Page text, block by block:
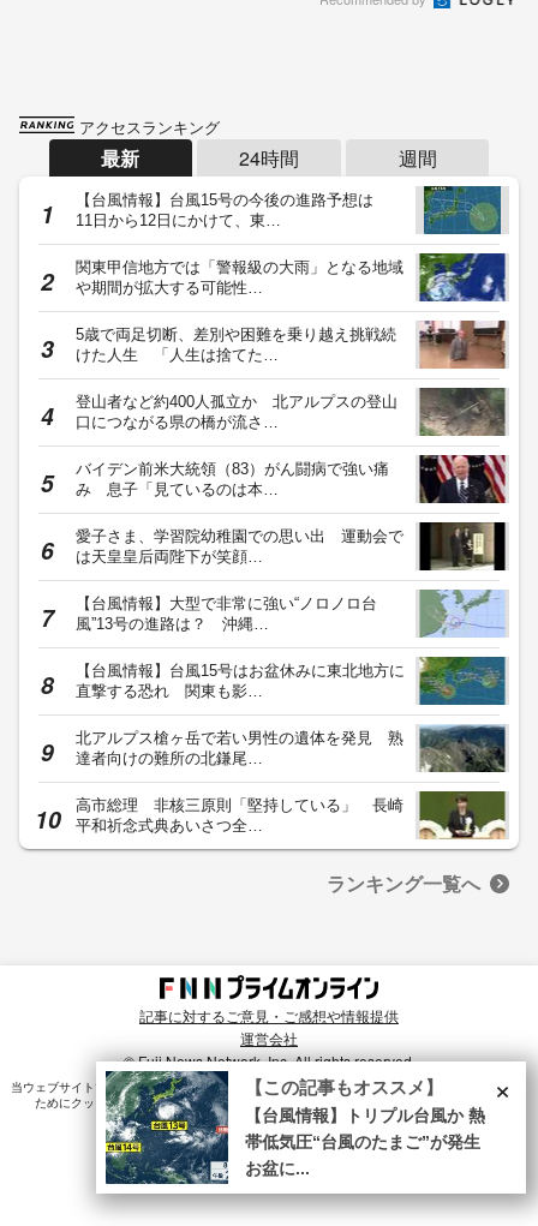
アクセスランキング
最新 24時間 週間
【台風情報】台風15号の今後の進路予想は
11日から12日にかけて、東…
関東甲信地方では「警報級の大雨」となる地域
や期間が拡大する可能性…
5歳で両足切断、差別や困難を乗り越え挑戦続
けた人生 「人生は捨てた…
登山者など約400人孤立か 北アルプスの登山
口につながる県の橋が流さ…
バイデン前米大統領（83）がん闘病で強い痛
み 息子「見ているのは本…
愛子さま、学習院幼稚園での思い出 運動会で
は天皇皇后両陛下が笑顔…
【台風情報】大型で非常に強い“ノロノロ台
風”13号の進路は？ 沖縄…
【台風情報】台風15号はお盆休みに東北地方に
直撃する恐れ 関東も影…
北アルプス槍ヶ岳で若い男性の遺体を発見 熟
達者向けの難所の北鎌尾…
高市総理 非核三原則「堅持している」 長崎
平和祈念式典あいさつ全…
ランキング一覧へ
記事に対するご意見・ご感想や情報提供
運営会社
© Fuji News Network, Inc. All rights reserved.
当ウェブサイトでは、ユーザのニーズ・興味・関⼼に合致したコンテンツや広告配信を提供する
ためにクッキーを使⽤しています。詳細は、
プライバシーポリシーをご確認ください。×
【この記事もオススメ】
【台風情報】トリプル台風か 熱
帯低気圧“台風のたまご”が発生
お盆に...